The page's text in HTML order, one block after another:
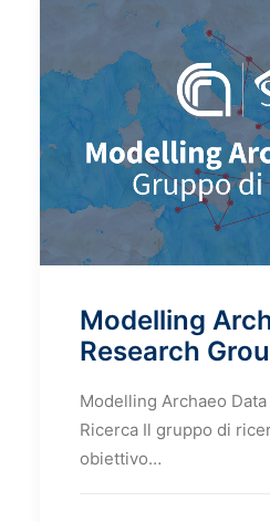
Modelling
Research
Modelling Archaeo
Ricerca Il gruppo di
obiettivo…